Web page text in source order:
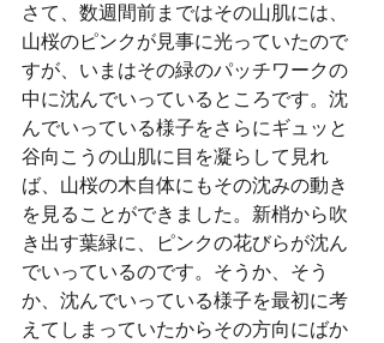
さて、数週間前まではその山肌には、
山桜のピンクが見事に光っていたので
すが、いまはその緑のパッチワークの
中に沈んでいっているところです。沈
んでいっている様子をさらにギュッと
谷向こうの山肌に目を凝らして見れ
ば、山桜の木自体にもその沈みの動き
を見ることができました。新梢から吹
き出す葉緑に、ピンクの花びらが沈ん
でいっているのです。そうか、そう
か、沈んでいっている様子を最初に考
えてしまっていたからその方向にばか